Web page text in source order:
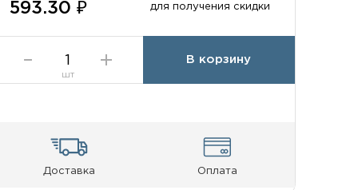
593.30 ₽
для получения скидки
шт
В корзину
Доставка Оплата